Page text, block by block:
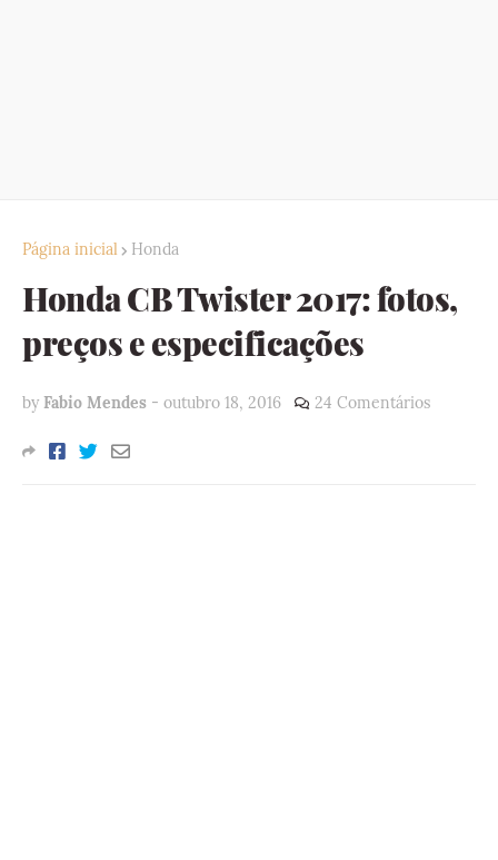
Página inicial Honda
Honda CB Twister 2017: fotos,
preços e especificações
by Fabio Mendes - outubro 18, 2016 24 Comentários